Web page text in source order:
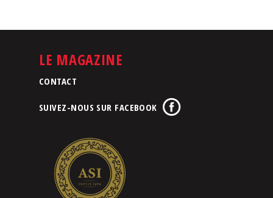
LE MAGAZINE
CONTACT
SUIVEZ-NOUS SUR FACEBOOK